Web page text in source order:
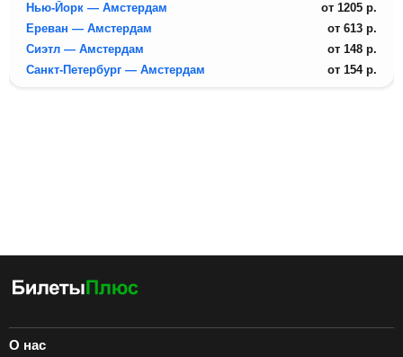
Нью-Йорк — Амстердам
от 1205 р.
Ереван — Амстердам
от 613 р.
Сиэтл — Амстердам
от 148 р.
Санкт-Петербург — Амстердам
от 154 р.
О нас